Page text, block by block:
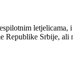
letjelicama,
Republike Srbije, ali